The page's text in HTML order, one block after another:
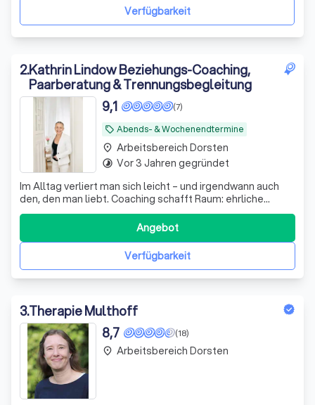
Verfügbarkeit
2.Kathrin Lindow Beziehungs-Coaching,
Paarberatung & Trennungsbegleitung
local_offer Abends- & Wochenendtermine
(7)
9,1
Im Alltag verliert man sich leicht – und irgendwann auch
den, den man liebt. Coaching schafft Raum: ehrliche
Gespräche, ohne Schuld, ohne Therapie. Klarheit, neue
Perspektiven, echte Verbindung.
Verfügbarkeit
Angebot
place Arbeitsbereich Dorsten
timelapse Vor 3 Jahren gegründet
3.Therapie Multhoff
(18)
8,7
place Arbeitsbereich Dorsten